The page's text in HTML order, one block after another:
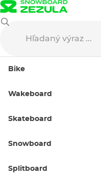
Bike
Wakeboard
Skateboard
Snowboard
Splitboard
Slnečné